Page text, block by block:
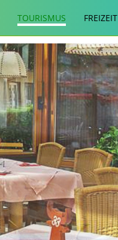
TOURISMUS FREIZEIT